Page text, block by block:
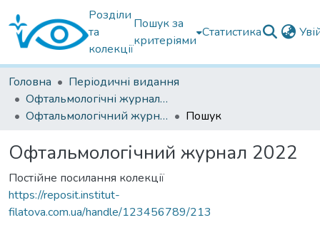
Розділи
та
колекції
Пошук за
критеріями
Статистика
Головна
Періодичні видання
Офтальмологічні журнали українські
Офтальмологічний журнал 2022
Пошук
Офтальмологічний журнал 2022
Постійне посилання колекції
https://reposit.institut-
filatova.com.ua/handle/123456789/213